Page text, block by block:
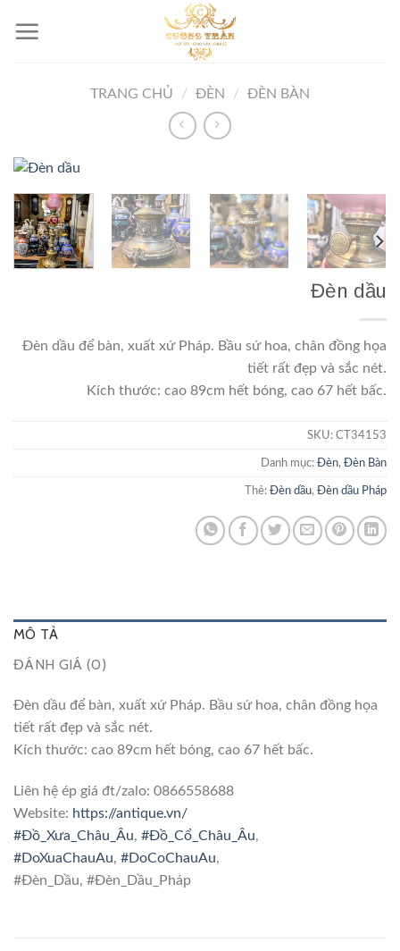
TRANG CHỦ / ĐÈN / ĐÈN BÀN
Đèn dầu
Đèn dầu để bàn, xuất xứ Pháp. Bầu sứ hoa, chân đồng họa
tiết rất đẹp và sắc nét.
Kích thước: cao 89cm hết bóng, cao 67 hết bấc.
SKU: CT34153
Danh mục: Đèn, Đèn Bàn
Thẻ: Đèn dầu, Đèn dầu Pháp
MÔ TẢ
ĐÁNH GIÁ (0)
Đèn dầu để bàn, xuất xứ Pháp. Bầu sứ hoa, chân đồng họa
tiết rất đẹp và sắc nét.
Kích thước: cao 89cm hết bóng, cao 67 hết bấc.
Liên hệ ép giá đt/zalo: 0866558688
Website: https://antique.vn/
#Đồ_Xưa_Châu_Âu, #Đồ_Cổ_Châu_Âu,
#DoXuaChauAu, #DoCoChauAu,
#Đèn_Dầu, #Đèn_Dầu_Pháp